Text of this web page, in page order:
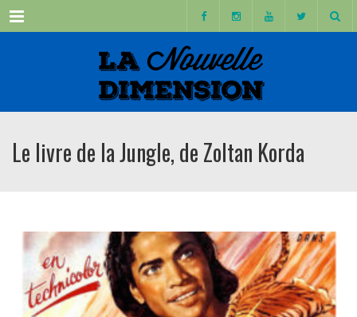
Menu
Le livre de la Jungle, de Zoltan Korda